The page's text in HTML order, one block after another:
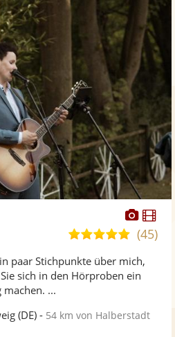
Fotos
5,0
5
(45)
paar Stichpunkte über mich,
sich in den Hörproben ein
...
(DE) - 54 km von Halberstadt